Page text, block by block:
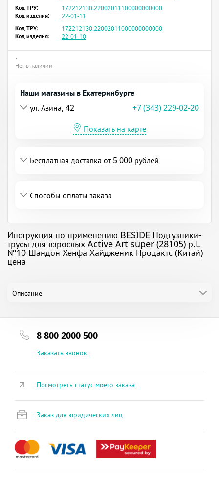
Код ТРУ:
172212130.22002011100000000000
Код изделия:
22-01-11
Код ТРУ:
172212130.22002011000000000000
Код изделия:
22-01-10
•
Нет в наличии
Наши магазины в Екатеринбурге
ул. Азина, 42
+7 (343) 229-02-20
Показать на карте
Бесплатная доставка от 5 000 рублей
Способы оплаты заказа
Инструкция по применению BESIDE Подгузники-
трусы для взрослых Active Art super (28105) р.L
№10 Шандон Хенфа Хайдженик Продактс (Китай)
цена
Описание
8 800 2000 500
Заказать звонок
Посмотреть статус моего заказа
Заказ для юридических лиц